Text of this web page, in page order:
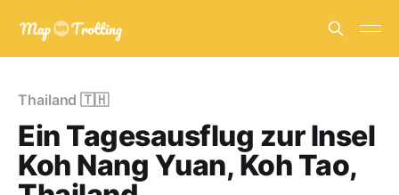
Thailand 🇹🇭
Ein Tagesausflug zur Insel
Koh Nang Yuan, Koh Tao,